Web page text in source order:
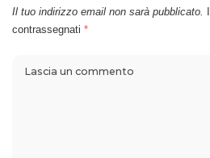
Il tuo indirizzo email non sarà pubblicato.
contrassegnati *